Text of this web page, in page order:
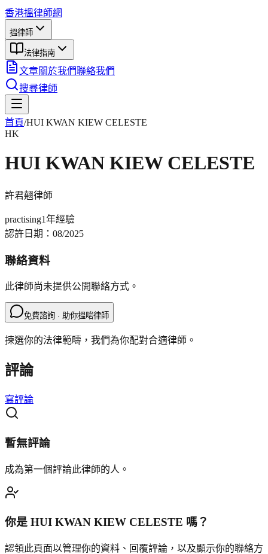
香港搵律師網
搵律師
法律指南
文章關於我們聯絡我們
搜尋律師
首頁/HUI KWAN KIEW CELESTE
HK
HUI KWAN KIEW CELESTE
許君翹律師
practising1年經驗
認許日期： 08/2025
聯絡資料
此律師尚未提供公開聯絡方式。
免費諮詢 · 助你搵啱律師
揀選你的法律範疇，我們為你配對合適律師。
評論
寫評論
暫無評論
成為第一個評論此律師的人。
你是 HUI KWAN KIEW CELESTE 嗎？
認領此頁面以管理你的資料、回覆評論，以及顯示你的聯絡方